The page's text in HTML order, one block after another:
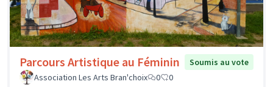
Parcours Artistique au Féminin
Soumis au vote
Association Les Arts Bran'choix
0 0